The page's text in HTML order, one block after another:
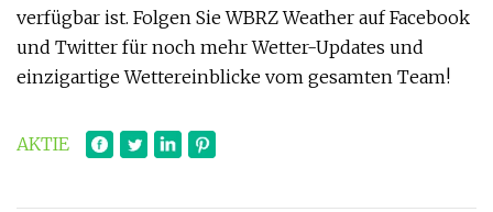
verfügbar ist. Folgen Sie WBRZ Weather auf Facebook
und Twitter für noch mehr Wetter-Updates und
einzigartige Wettereinblicke vom gesamten Team!
AKTIE